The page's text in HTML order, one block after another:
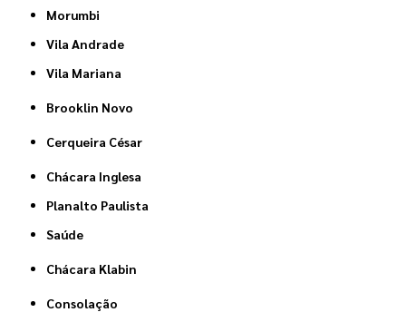
Morumbi
Vila Andrade
Vila Mariana
Brooklin Novo
Cerqueira César
Chácara Inglesa
Planalto Paulista
Saúde
Chácara Klabin
Consolação